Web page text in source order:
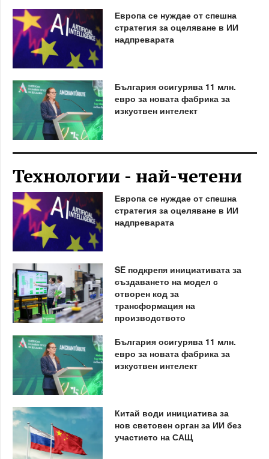
Европа се нуждае от спешна
стратегия за оцеляване в ИИ
надпреварата
България осигурява 11 млн.
евро за новата фабрика за
изкуствен интелект
Технологии - най-четени
Европа се нуждае от спешна
стратегия за оцеляване в ИИ
надпреварата
SE подкрепя инициативата за
създаването на модел с
отворен код за
трансформация на
производството
България осигурява 11 млн.
евро за новата фабрика за
изкуствен интелект
Китай води инициатива за
нов световен орган за ИИ без
участието на САЩ